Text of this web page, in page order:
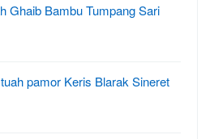
Ghaib Bambu Tumpang Sari
pamor Keris Blarak Sineret